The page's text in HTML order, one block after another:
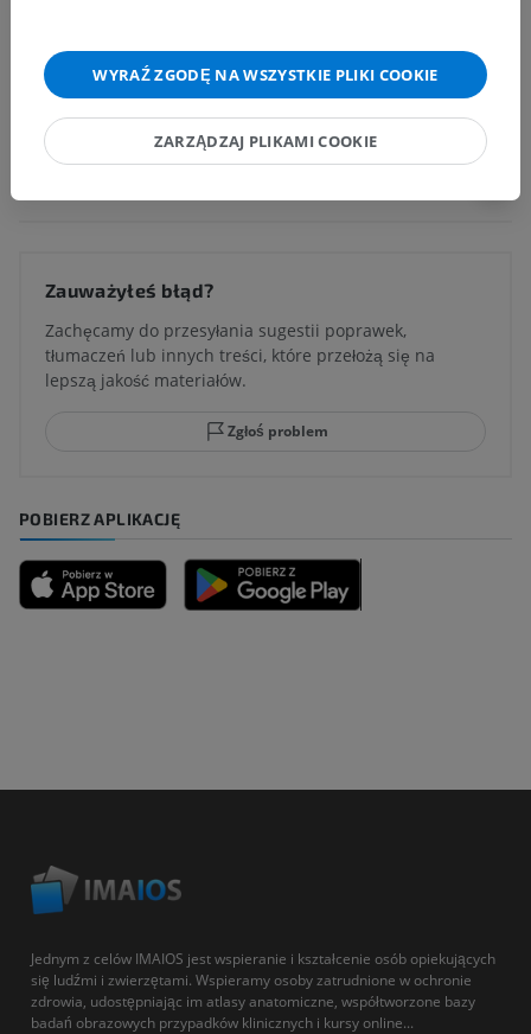
Neuroanatomia człowieka
Zauważyłeś błąd?
Zachęcamy do przesyłania sugestii poprawek,
tłumaczeń lub innych treści, które przełożą się na
lepszą jakość materiałów.
Zgłoś problem
POBIERZ APLIKACJĘ
Jednym z celów IMAIOS jest wspieranie i kształcenie osób opiekujących
się ludźmi i zwierzętami. Wspieramy osoby zatrudnione w ochronie
zdrowia, udostępniając im atlasy anatomiczne, współtworzone bazy
badań obrazowych przypadków klinicznych i kursy online...
WYRAŹ ZGODĘ NA WSZYSTKIE PLIKI COOKIE
ZARZĄDZAJ PLIKAMI COOKIE